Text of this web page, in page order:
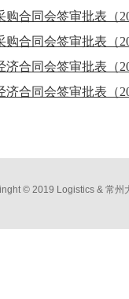
合同会签审批表（
合同会签审批表（
合同会签审批表（
合同会签审批表（
© 2019 Logistics & 常州